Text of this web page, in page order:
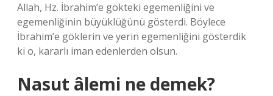
Allah, Hz. İbrahim’e gökteki egemenliğini ve
egemenliğinin büyüklüğünü gösterdi. Böylece
İbrahim’e göklerin ve yerin egemenliğini gösterdik
ki o, kararlı iman edenlerden olsun.
Nasut âlemi ne demek?